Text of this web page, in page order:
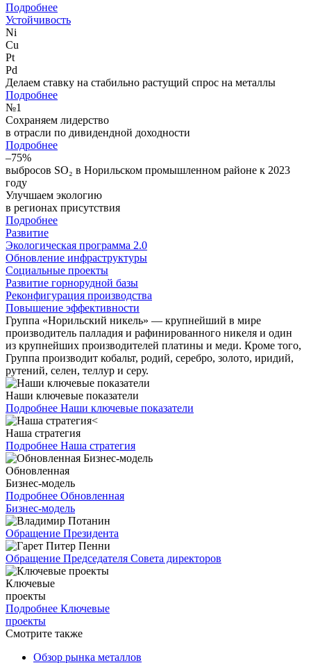
Подробнее
Устойчивость
Ni
Cu
Pt
Pd
Делаем ставку на стабильно растущий спрос на металлы
Подробнее
№1
Сохраняем лидерство
в отрасли по дивидендной доходности
Подробнее
–75%
выбросов SO₂ в Норильском промышленном районе к 2023
году
Улучшаем экологию
в регионах присутствия
Подробнее
Развитие
Экологическая программа 2.0
Обновление инфраструктуры
Социальные проекты
Развитие горнорудной базы
Реконфигурация производства
Повышение эффективности
Группа «Норильский никель» — крупнейший в мире
производитель палладия и рафинированного никеля и один
из крупнейших производителей платины и меди. Кроме того,
Группа производит кобальт, родий, серебро, золото, иридий,
рутений, селен, теллур и серу.
Наши ключевые показатели
Подробнее Наши ключевые показатели
Наша стратегия
Подробнее Наша стратегия
Обновленная
Бизнес-модель
Подробнее Обновленная
Бизнес-модель
Обращение Президента
Обращение Председателя Совета директоров
Ключевые
проекты
Подробнее Ключевые
проекты
Смотрите также
Обзор рынка металлов